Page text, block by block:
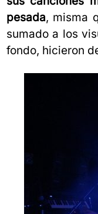
pesada, misma
sumado a los
fondo, hicieron